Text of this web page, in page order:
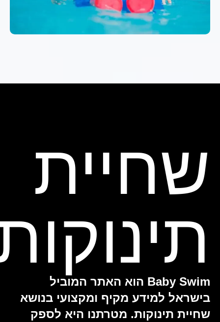
שחיית
תינוקות
Baby Swim הוא האתר המוביל
בישראל למידע מקיף ומקצועי בנושא
שחיית תינוקות. מטרתנו היא לספק